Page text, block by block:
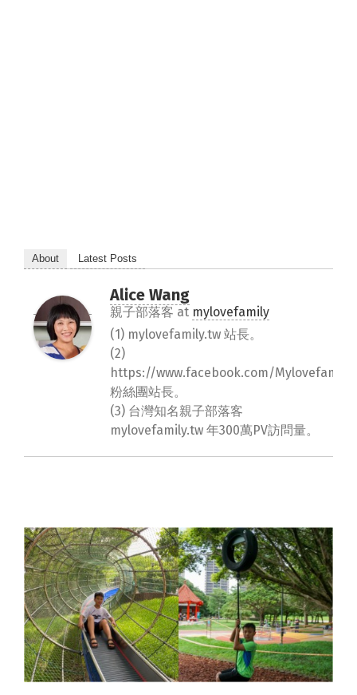
About Latest Posts
Alice Wang
親子部落客 at mylovefamily
(1) mylovefamily.tw 站長。
(2)
https://www.facebook.com/
粉絲團站長。
(3) 台灣知名親子部落客
mylovefamily.tw 年300萬PV訪問量。